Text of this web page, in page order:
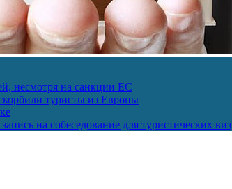
несмотря на санкции ЕС
туристы из Европы
на собеседование для туристических виз